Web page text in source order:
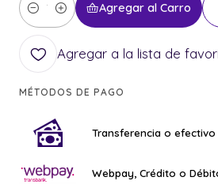
Cantidad
Agregar al Carro
Agregar a la lista de
MÉTODOS DE PAGO
Transferencia o efectivo
Webpay, Crédito o